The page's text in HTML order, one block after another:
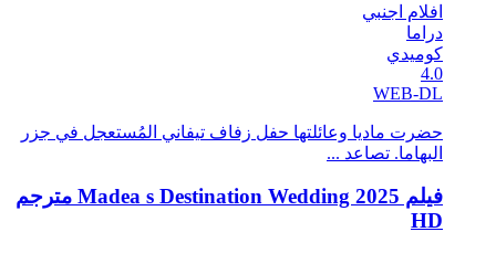
افلام اجنبي
دراما
كوميدي
4.0
WEB-DL
حضرت ماديا وعائلتها حفل زفاف تيفاني المُستعجل في جزر
البهاما. تصاعد ...
فيلم Madea s Destination Wedding 2025 مترجم
HD